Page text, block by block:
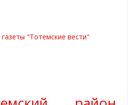
"Тотемские вести"